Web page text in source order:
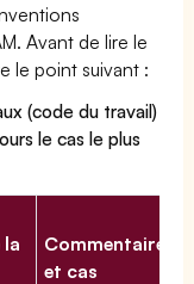
Avant de lire le
le point suivant :
(code du travail)
le cas le plus
la
Commentaires
et cas